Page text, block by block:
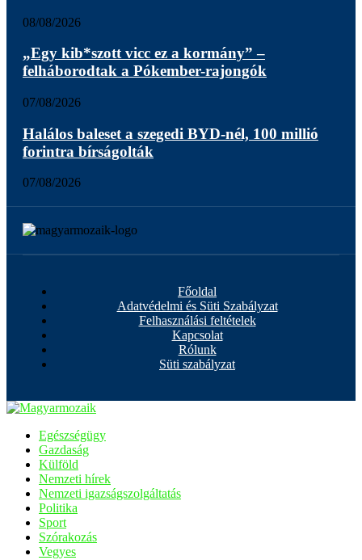
08/08/2026
„Egy kib*szott vicc ez a kormány” –
felháborodtak a Pókember-rajongók
07/08/2026
Halálos baleset a szegedi BYD-nél, 100 millió
forintra bírságolták
07/08/2026
Főoldal
Adatvédelmi és Süti Szabályzat
Felhasználási feltételek
Kapcsolat
Rólunk
Süti szabályzat
Egészségügy
Gazdaság
Külföld
Nemzeti hírek
Nemzeti igazságszolgáltatás
Politika
Sport
Szórakozás
Vegyes